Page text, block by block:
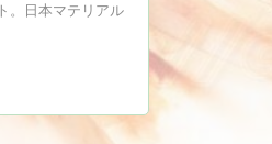
。日本マテリアル